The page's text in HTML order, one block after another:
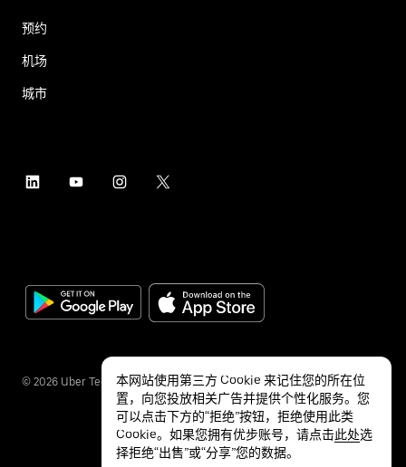
预约
机场
城市
© 2026 Uber Technologies Inc.
本网站使用第三方 Cookie 来记住您的所在位
置，向您投放相关广告并提供个性化服务。您
可以点击下方的“拒绝”按钮，拒绝使用此类
Cookie。如果您拥有优步账号，请点击此处选
择拒绝“出售”或“分享”您的数据。